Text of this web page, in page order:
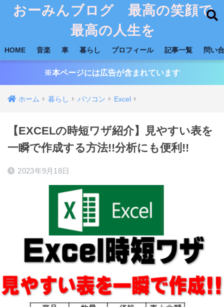
おーみんブログ 最高の笑顔で
最高の人生を
HOME 音楽 車 暮らし プロフィール 記事一覧 問い
※本ページには広告が含まれています
ホーム 暮らし パソコン Excel
【EXCELの時短ワザ紹介】見やすい表を
一瞬で作成する方法!!分析にも便利!!
2023年9月18日